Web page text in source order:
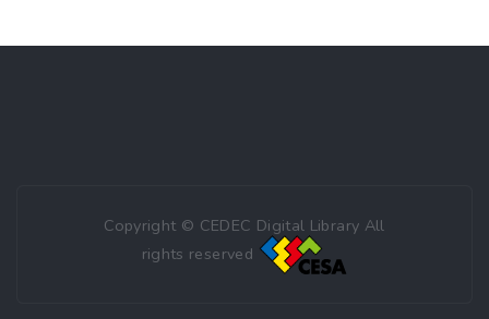
Copyright © CEDEC Digital Library All
rights reserved